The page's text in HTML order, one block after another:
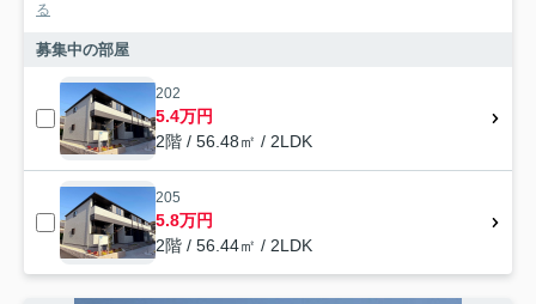
る
募集中の部屋
202
5.4万円
2階 / 56.48㎡ / 2LDK
205
5.8万円
2階 / 56.44㎡ / 2LDK